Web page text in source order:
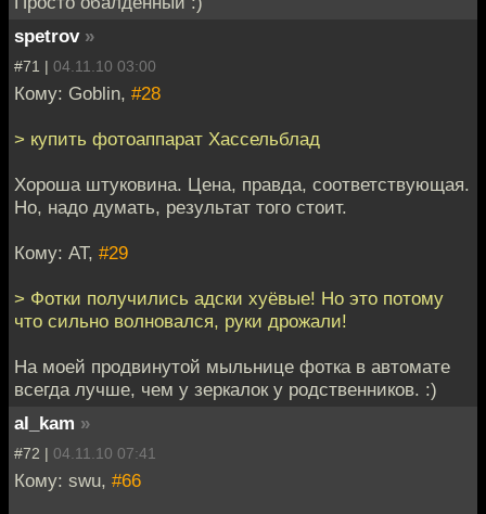
spetrov »
#71 | 04.11.10 03:00
Кому: Goblin, #28
> купить фотоаппарат Хассельблад
Хороша штуковина. Цена, правда, соответствующая.
Но, надо думать, результат того стоит.
Кому: AT, #29
> Фотки получились адски хуёвые! Но это потому
что сильно волновался, руки дрожали!
На моей продвинутой мыльнице фотка в автомате
всегда лучше, чем у зеркалок у родственников. :)
al_kam »
#72 | 04.11.10 07:41
Кому: swu, #66